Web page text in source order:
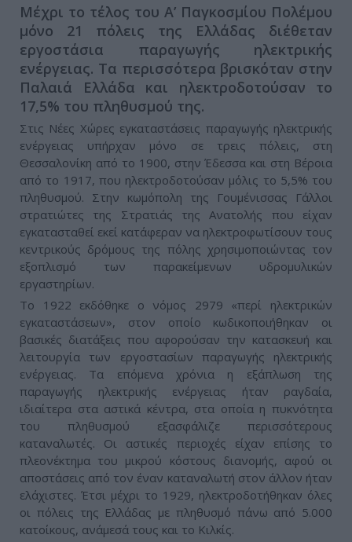
Μέχρι το τέλος του Α’ Παγκοσμίου Πολέμου
μόνο 21 πόλεις της Ελλάδας διέθεταν
εργοστάσια παραγωγής ηλεκτρικής
ενέργειας. Τα περισσότερα βρισκόταν στην
Παλαιά Ελλάδα και ηλεκτροδοτούσαν το
17,5% του πληθυσμού της.
Στις Νέες Χώρες εγκαταστάσεις παραγωγής ηλεκτρικής
ενέργειας υπήρχαν μόνο σε τρεις πόλεις, στη
Θεσσαλονίκη από το 1900, στην Έδεσσα και στη Βέροια
από το 1917, που ηλεκτροδοτούσαν μόλις το 5,5% του
πληθυσμού. Στην κωμόπολη της Γουμένισσας Γάλλοι
στρατιώτες της Στρατιάς της Ανατολής που είχαν
εγκατασταθεί εκεί κατάφεραν να ηλεκτροφωτίσουν τους
κεντρικούς δρόμους της πόλης χρησιμοποιώντας τον
εξοπλισμό των παρακείμενων υδρομυλικών
εργαστηρίων.
Το 1922 εκδόθηκε ο νόμος 2979 «περί ηλεκτρικών
εγκαταστάσεων», στον οποίο κωδικοποιήθηκαν οι
βασικές διατάξεις που αφορούσαν την κατασκευή και
λειτουργία των εργοστασίων παραγωγής ηλεκτρικής
ενέργειας. Τα επόμενα χρόνια η εξάπλωση της
παραγωγής ηλεκτρικής ενέργειας ήταν ραγδαία,
ιδιαίτερα στα αστικά κέντρα, στα οποία η πυκνότητα
του πληθυσμού εξασφάλιζε περισσότερους
καταναλωτές. Οι αστικές περιοχές είχαν επίσης το
πλεονέκτημα του μικρού κόστους διανομής, αφού οι
αποστάσεις από τον έναν καταναλωτή στον άλλον ήταν
ελάχιστες. Έτσι μέχρι το 1929, ηλεκτροδοτήθηκαν όλες
οι πόλεις της Ελλάδας με πληθυσμό πάνω από 5.000
κατοίκους, ανάμεσά τους και το Κιλκίς.